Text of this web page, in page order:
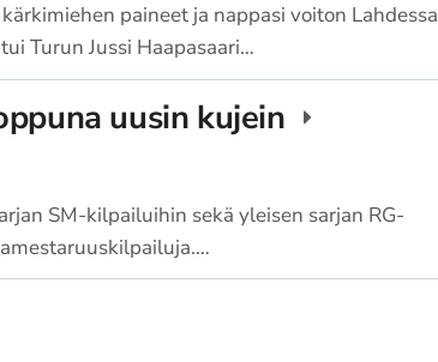
paineet ja nappasi voiton Lahdessa
Turun Jussi Haapasaari…
uusin kujein
SM-kilpailuihin sekä yleisen sarjan RG-